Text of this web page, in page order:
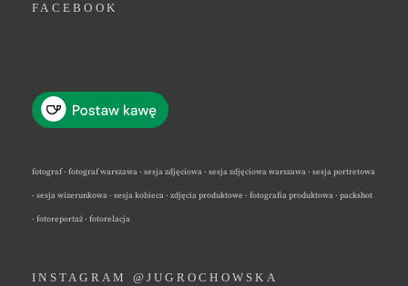
FACEBOOK
fotograf · fotograf warszawa · sesja zdjęciowa · sesja zdjęciowa warszawa · sesja portretowa
· sesja wizerunkowa · sesja kobieca · zdjęcia produktowe · fotografia produktowa · packshot
· fotoreportaż · fotorelacja
INSTAGRAM @JUGROCHOWSKA